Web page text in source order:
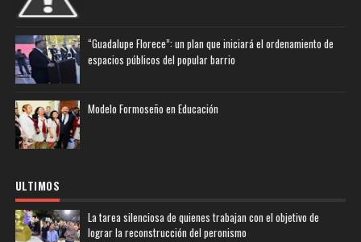
“Guadalupe Florece”: un plan que iniciará el ordenamiento de
espacios públicos del popular barrio
Modelo Formoseño en Educación
ULTIMOS
La tarea silenciosa de quienes trabajan con el objetivo de
lograr la reconstrucción del peronismo